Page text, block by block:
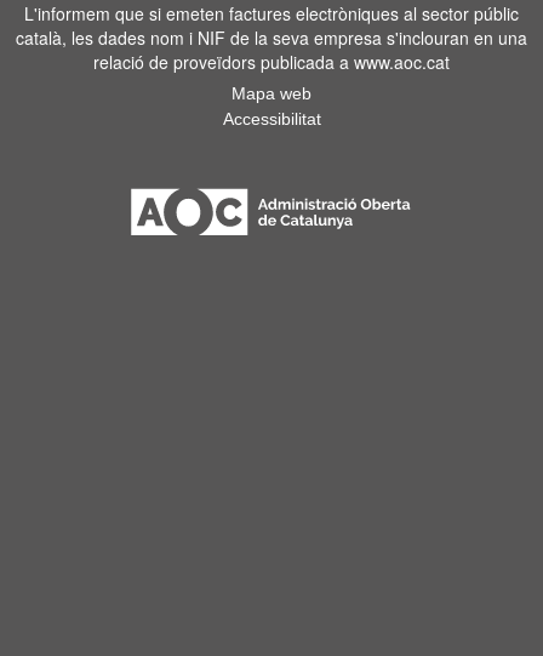
L'informem que si emeten factures electròniques al sector públic
català, les dades nom i NIF de la seva empresa s'inclouran en una
relació de proveïdors publicada a www.aoc.cat
Mapa web
Accessibilitat